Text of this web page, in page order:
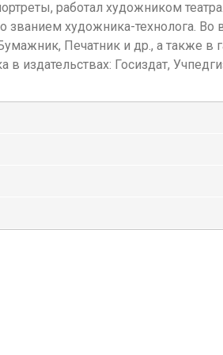
работал художником
званием художника-технолога. Во
Печатник и др., а также в
издательствах: Госиздат,